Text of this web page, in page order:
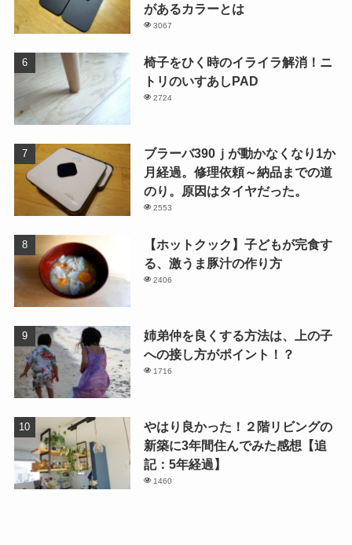
があるカラーとは
3067
椅子をひく時のイライラ解消！ニ
トリのいすあしPAD
2724
ブラーバ390ｊが動かなくなり1か
月経過。修理依頼～納品までの道
のり。原因はタイヤだった。
2553
【ホットクック】子どもが完食す
る、激うま豚汁の作り方
2406
姉弟仲を良くする方法は、上の子
への接し方がポイント！？
1716
やはり良かった！２階リビングの
新築に3年間住んでみた感想【追
記：5年経過】
1460